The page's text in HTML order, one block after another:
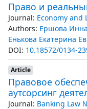
Право и
Journal: Economy and
Authors: Ершова
Енькова Екатерина
DOI: 10.18572/0134-
Article
Правовое
аутсорсинг
Journal: Banking Law